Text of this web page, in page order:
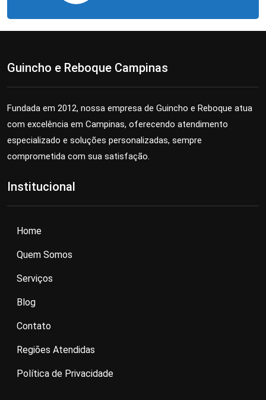
Guincho e Reboque Campinas
Fundada em 2012, nossa empresa de Guincho e Reboque atua
com excelência em Campinas, oferecendo atendimento
especializado e soluções personalizadas, sempre
comprometida com sua satisfação.
Institucional
Home
Quem Somos
Serviços
Blog
Contato
Regiões Atendidas
Política de Privacidade